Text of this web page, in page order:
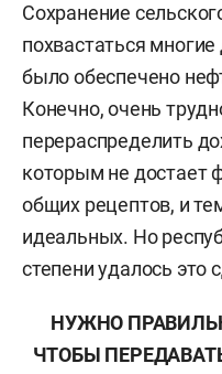
Сохранение
похвастаться
было обеспечено
Конечно, очень
перераспределить
которым не достает
общих рецептов, и
идеальных. Но
степени удалось это
НУЖНО
ЧТОБЫ